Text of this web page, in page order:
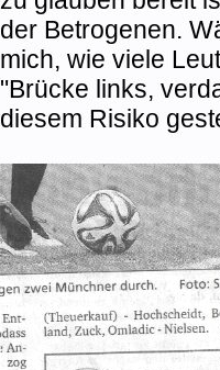
der Betrogenen.
mich, wie viele
"Brücke links,
diesem Risiko